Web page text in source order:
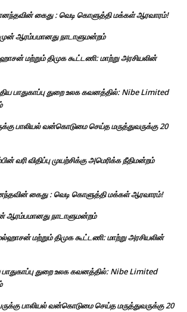
கைது : வெடி கொளுத்தி மக்கள் ஆரவாரம்!
ஆரம்பமானது நாடாளுமன்றம்
மற்றும் திமுக கூட்டணி: மாற்று அரசியலின்
பாதுகாப்பு துறை உலக கவனத்தில்: Nibe Limited
பாலியல் வன்கொடுமை செய்த மருத்துவருக்கு 20
வரி விதிப்பு முயற்சிக்கு அமெரிக்க நீதிமன்றம்
கைது : வெடி கொளுத்தி மக்கள் ஆரவாரம்!
ஆரம்பமானது நாடாளுமன்றம்
மற்றும் திமுக கூட்டணி: மாற்று அரசியலின்
துறை உலக கவனத்தில்: Nibe Limited
பாலியல் வன்கொடுமை செய்த மருத்துவருக்கு 20